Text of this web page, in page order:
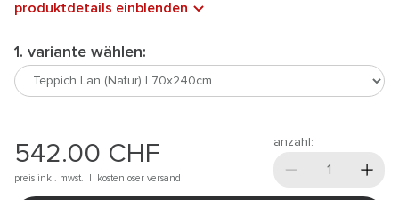
produktdetails einblenden
1. variante wählen:
542.00 CHF
preis inkl. mwst. | kostenloser versand
anzahl: